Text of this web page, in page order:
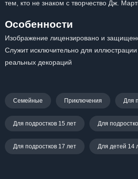
тем, кто не знаком с творчество Дж.
Особенности
Изображение лицензировано и
Служит исключительно для
реальных декораций
Семейные Приключения Для
Для подростков 15 лет Для
Для подростков 17 лет Для детей 14